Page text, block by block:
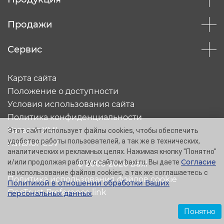
Продажи
Сервис
© 2005-2026 Baxi
Карта сайта
Положение о доступности
Условия использования сайта
Политика конфиденциальности
Каталог XML
Каталог CSV
Политика использования файлов cookie
OneTrust Preference link
Этот сайт использует файлы cookies, чтобы обеспечить
удобство работы пользователей, а так же в технических,
аналитических и рекламных целях. Нажимая кнопку "Понятно"
и/или продолжая работу с сайтом baxi.ru, Вы даете Согласие
на использование файлов cookies, а так же соглашаетесь с
Политикой в отношении обработки Ваших
персональных данных.
Понятно